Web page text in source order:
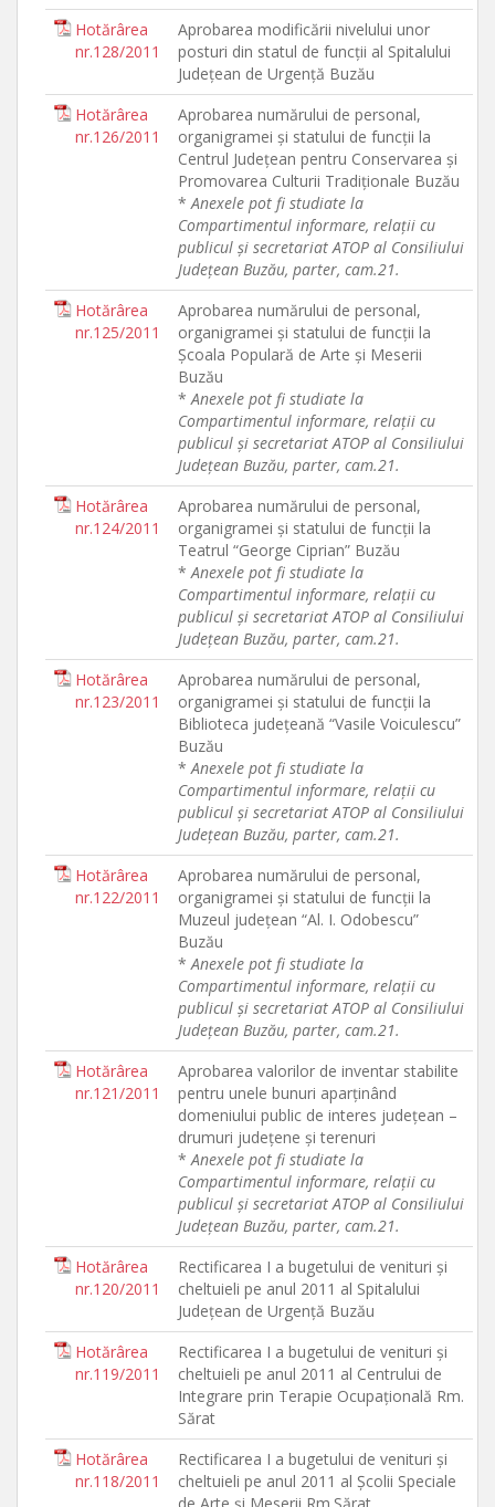
Hotărârea
nr.128/2011
Aprobarea modificării nivelului unor
posturi din statul de funcţii al Spitalului
Judeţean de Urgenţă Buzău
Hotărârea
nr.126/2011
Aprobarea numărului de personal,
organigramei şi statului de funcţii la
Centrul Judeţean pentru Conservarea şi
Promovarea Culturii Tradiţionale Buzău
*Anexele pot fi studiate la
Compartimentul informare, relaţii cu
publicul şi secretariat ATOP al Consiliului
Judeţean Buzău, parter, cam.21.
Hotărârea
nr.125/2011
Aprobarea numărului de personal,
organigramei şi statului de funcţii la
Şcoala Populară de Arte şi Meserii
Buzău
*Anexele pot fi studiate la
Compartimentul informare, relaţii cu
publicul şi secretariat ATOP al Consiliului
Judeţean Buzău, parter, cam.21.
Hotărârea
nr.124/2011
Aprobarea numărului de personal,
organigramei şi statului de funcţii la
Teatrul “George Ciprian” Buzău
*Anexele pot fi studiate la
Compartimentul informare, relaţii cu
publicul şi secretariat ATOP al Consiliului
Judeţean Buzău, parter, cam.21.
Hotărârea
nr.123/2011
Aprobarea numărului de personal,
organigramei şi statului de funcţii la
Biblioteca judeţeană “Vasile Voiculescu”
Buzău
*Anexele pot fi studiate la
Compartimentul informare, relaţii cu
publicul şi secretariat ATOP al Consiliului
Judeţean Buzău, parter, cam.21.
Hotărârea
nr.122/2011
Aprobarea numărului de personal,
organigramei şi statului de funcţii la
Muzeul judeţean “Al. I. Odobescu”
Buzău
*Anexele pot fi studiate la
Compartimentul informare, relaţii cu
publicul şi secretariat ATOP al Consiliului
Judeţean Buzău, parter, cam.21.
Hotărârea
nr.121/2011
Aprobarea valorilor de inventar stabilite
pentru unele bunuri aparţinând
domeniului public de interes judeţean –
drumuri judeţene şi terenuri
*Anexele pot fi studiate la
Compartimentul informare, relaţii cu
publicul şi secretariat ATOP al Consiliului
Judeţean Buzău, parter, cam.21.
Hotărârea
nr.120/2011
Rectificarea I a bugetului de venituri şi
cheltuieli pe anul 2011 al Spitalului
Judeţean de Urgenţă Buzău
Hotărârea
nr.119/2011
Rectificarea I a bugetului de venituri şi
cheltuieli pe anul 2011 al Centrului de
Integrare prin Terapie Ocupaţională Rm.
Sărat
Hotărârea
nr.118/2011
Rectificarea I a bugetului de venituri şi
cheltuieli pe anul 2011 al Şcolii Speciale